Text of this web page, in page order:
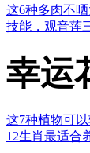
这6种多肉不
技能，观音莲
幸运
这7种植物可
12生肖最适合